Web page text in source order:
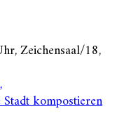
Zeichensaal/18,
kompostieren